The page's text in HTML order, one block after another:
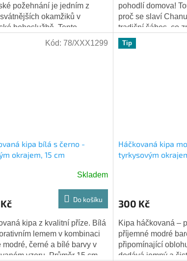
požehnání je jedním z
okamžiků v
bohoslužbě. Tento
zachycuje jedinečné gesto
pohodlí domova!
proč se slaví
tradiční šábes, co
nebo jak se
kipa bílá s černo -
okrajem, 15 cm
Skladem
Do košíku
kipa z kvalitní příze. Bílá
lemem v kombinaci
modré, černé a bílé barvy v
vzoru. Průměr 15 cm,
Kód: 78/XXX1299 Tip
Háčkovaná kipa
tyrkysovým
300 Kč
Kipa háčkovaná –
příjemné modré
připomínající
dodává jemný a